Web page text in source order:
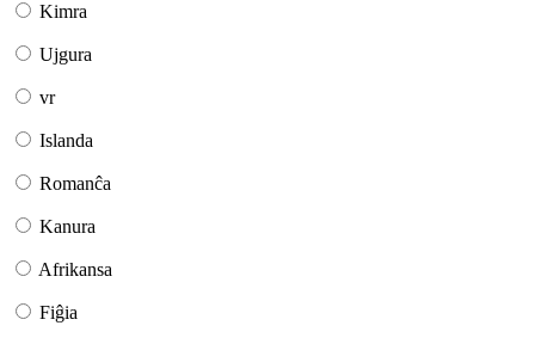
Kimra
Ujgura
vr
Islanda
Romanĉa
Kanura
Afrikansa
Fiĝia